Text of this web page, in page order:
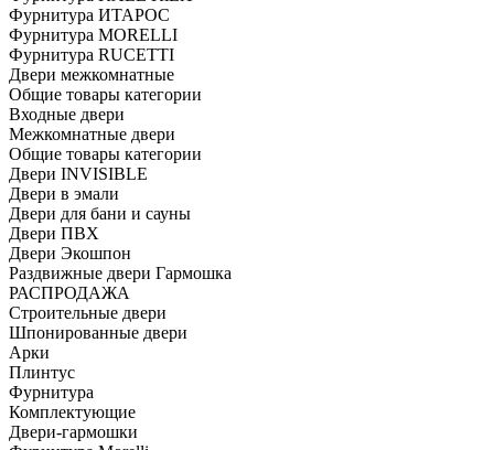
Фурнитура ИТАРОС
Фурнитура MORELLI
Фурнитура RUCETTI
Двери межкомнатные
Общие товары категории
Входные двери
Межкомнатные двери
Общие товары категории
Двери INVISIBLE
Двери в эмали
Двери для бани и сауны
Двери ПВХ
Двери Экошпон
Раздвижные двери Гармошка
РАСПРОДАЖА
Строительные двери
Шпонированные двери
Арки
Плинтус
Фурнитура
Комплектующие
Двери-гармошки